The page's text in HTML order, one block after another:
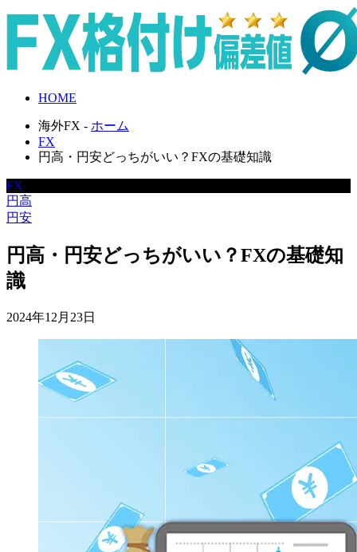
HOME
海外FX - ホーム
FX
円高・円安どっちがいい？FXの基礎知識
FX
円高
円安
円高・円安どっちがいい？FXの基礎知
識
2024年12月23日